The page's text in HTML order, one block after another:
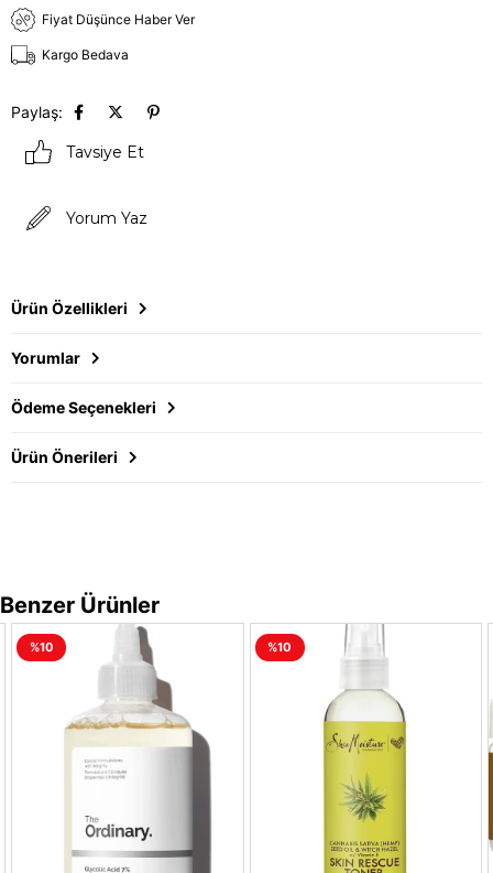
Fiyat Düşünce Haber Ver
Kargo Bedava
Paylaş:
Tavsiye Et
Yorum Yaz
Ürün Özellikleri
Yorumlar
Ödeme Seçenekleri
Ürün Önerileri
Benzer Ürünler
%10 %10